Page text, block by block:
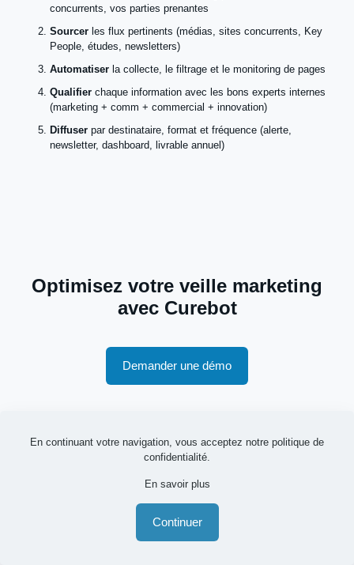
concurrents, vos parties prenantes
Sourcer les flux pertinents (médias, sites concurrents, Key
People, études, newsletters)
Automatiser la collecte, le filtrage et le monitoring de pages
Qualifier chaque information avec les bons experts internes
(marketing + comm + commercial + innovation)
Diffuser par destinataire, format et fréquence (alerte,
newsletter, dashboard, livrable annuel)
Optimisez votre veille marketing
avec Curebot
Demander une démo
FAQ - Veille marketing
Quelle est la différence entre veille
En continuant votre navigation, vous acceptez notre politique de
confidentialité.
En savoir plus
Continuer